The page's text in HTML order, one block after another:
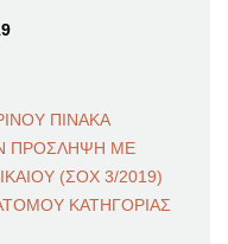
ΠΙΝΑΚΑ
ΠΡΟΣΛΗΨΗ ΜΕ
(ΣΟΧ 3/2019)
ΚΑΤΗΓΟΡΙΑΣ